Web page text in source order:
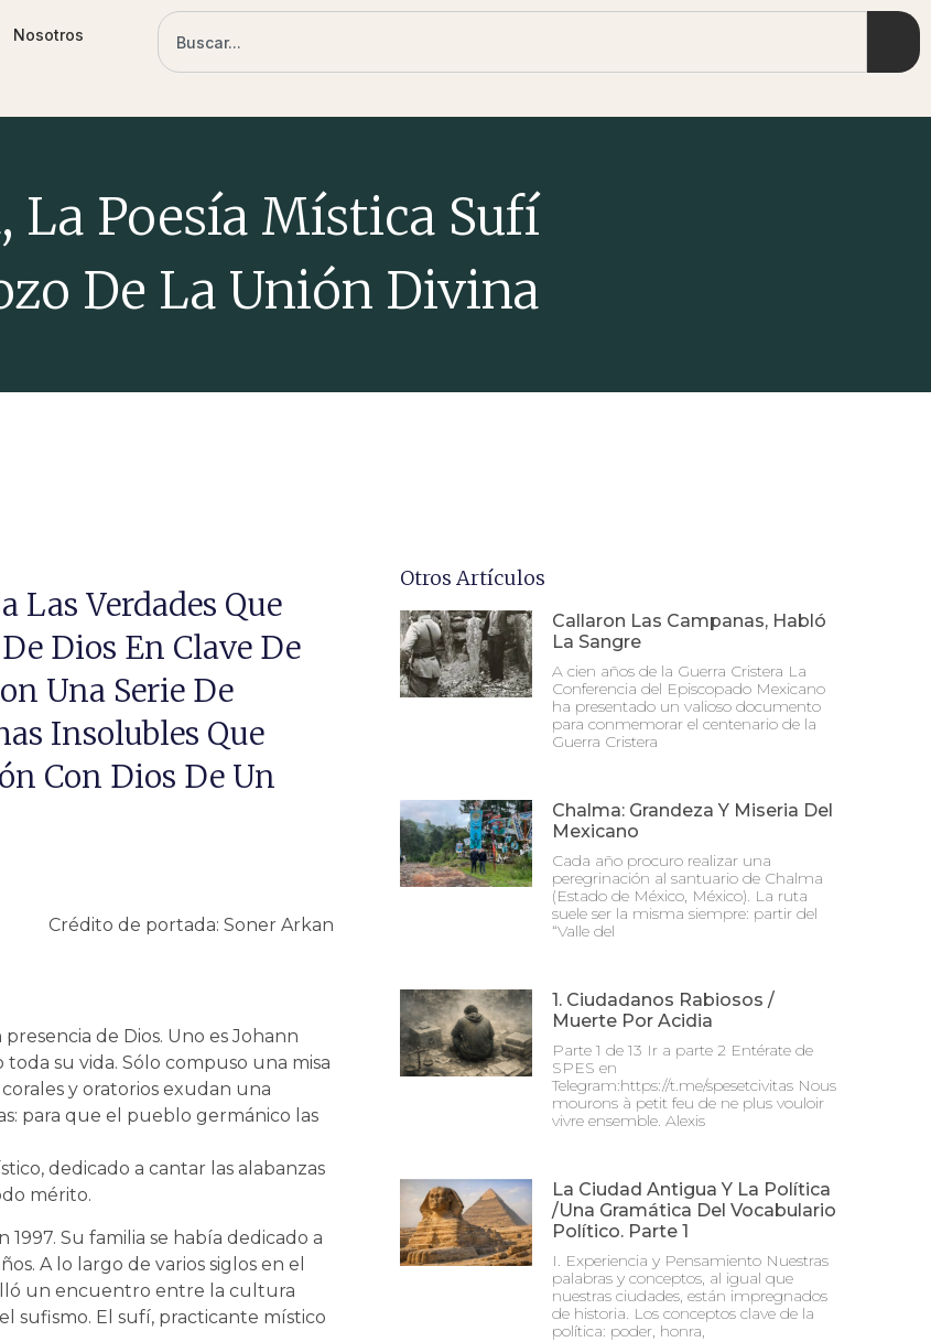
Nosotros
La Poesía Mística Sufí
De La Unión Divina
Las Verdades Que
Dios En Clave De
Una Serie De
Insolubles Que
Con Dios De Un
Crédito de portada: Soner Arkan
de Dios. Uno es Johann
su vida. Sólo compuso una misa
y oratorios exudan una
para que el pueblo germánico las
dedicado a cantar las alabanzas
mérito.
Su familia se había dedicado a
A lo largo de varios siglos en el
un encuentro entre la cultura
sufismo. El sufí, practicante místico
Otros Artículos
Callaron Las Campanas, Habló
La Sangre
A cien años de la Guerra Cristera La
Conferencia del Episcopado Mexicano
ha presentado un valioso documento
para conmemorar el centenario de la
Guerra Cristera
Chalma: Grandeza Y Miseria Del
Mexicano
Cada año procuro realizar una
peregrinación al santuario de Chalma
(Estado de México, México). La ruta
suele ser la misma siempre: partir del
“Valle del
1. Ciudadanos Rabiosos /
Muerte Por Acidia
Parte 1 de 13 Ir a parte 2 Entérate de
SPES en
Telegram:https://t.me/spesetcivitas Nous
mourons à petit feu de ne plus vouloir
vivre ensemble. Alexis
La Ciudad Antigua Y La Política
/Una Gramática Del Vocabulario
Político. Parte 1
I. Experiencia y Pensamiento Nuestras
palabras y conceptos, al igual que
nuestras ciudades, están impregnados
de historia. Los conceptos clave de la
política: poder, honra,